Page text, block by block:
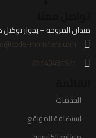
ميدان المروحة – بجوار
monsters.com
01143451571
الخدمات
استضافة المواقع